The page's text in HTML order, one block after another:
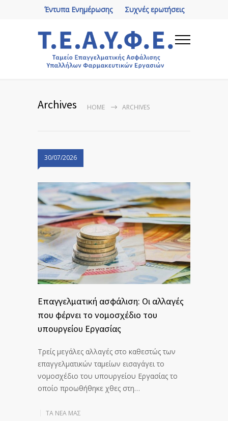
Συχνές ερωτήσεις
Έντυπα Ενημέρωσης
Archives HOME ARCHIVES
30/07/2026
Eπαγγελματική ασφάλιση: Οι αλλαγές
που φέρνει το νομοσχέδιο του
υπουργείου Εργασίας
Τρείς μεγάλες αλλαγές στο καθεστώς των
επαγγελματικών ταμείων εισαγάγει το
νομοσχέδιο του υπουργείου Εργασίας το
οποίο προωθήθηκε χθες στη…
ΤΑ ΝΈΑ ΜΑΣ